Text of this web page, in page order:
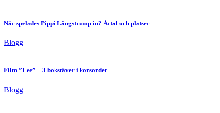
När spelades Pippi Långstrump in? Årtal och platser
Blogg
Film ”Lee” – 3 bokstäver i korsordet
Blogg